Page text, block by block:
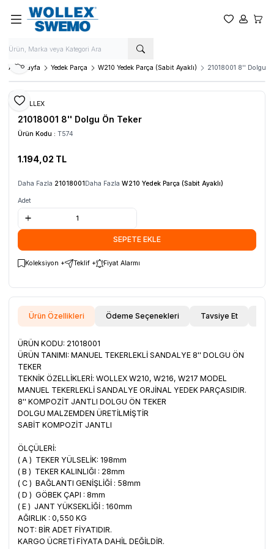
Favorilerim
Hesabım
Ana Sayfa Yedek Parça W210 Yedek Parça (Sabit Ayaklı) 21018001 8'' Dolgu
Favoriye Ekle
Paylaş
WOLLEX
21018001 8'' Dolgu Ön Teker
Ürün Kodu : T574
1.194,02 TL
Daha Fazla 21018001 Daha Fazla W210 Yedek Parça (Sabit Ayaklı)
Adet
SEPETE EKLE
Koleksiyon + Teklif + Fiyat Alarmı
Ürün Özellikleri Ödeme Seçenekleri Tavsiye Et
ÜRÜN KODU: 21018001
ÜRÜN TANIMI: MANUEL TEKERLEKLİ SANDALYE 8'' DOLGU ÖN
TEKER
TEKNİK ÖZELLİKLERİ: WOLLEX W210, W216, W217 MODEL
MANUEL TEKERLEKLİ SANDALYE ORJİNAL YEDEK PARÇASIDIR.
8'' KOMPOZİT JANTLI DOLGU ÖN TEKER
DOLGU MALZEMDEN ÜRETİLMİŞTİR
SABİT KOMPOZİT JANTLI
ÖLÇÜLERİ:
( A ) TEKER YÜLSELİK: 198mm
( B ) TEKER KALINLIĞI : 28mm
( C ) BAĞLANTI GENİŞLİĞİ : 58mm
( D ) GÖBEK ÇAPI : 8mm
( E ) JANT YÜKSEKLİĞİ : 160mm
AĞIRLIK : 0,550 KG
NOT: BİR ADET FİYATIDIR.
KARGO ÜCRETİ FİYATA DAHİL DEĞİLDİR.